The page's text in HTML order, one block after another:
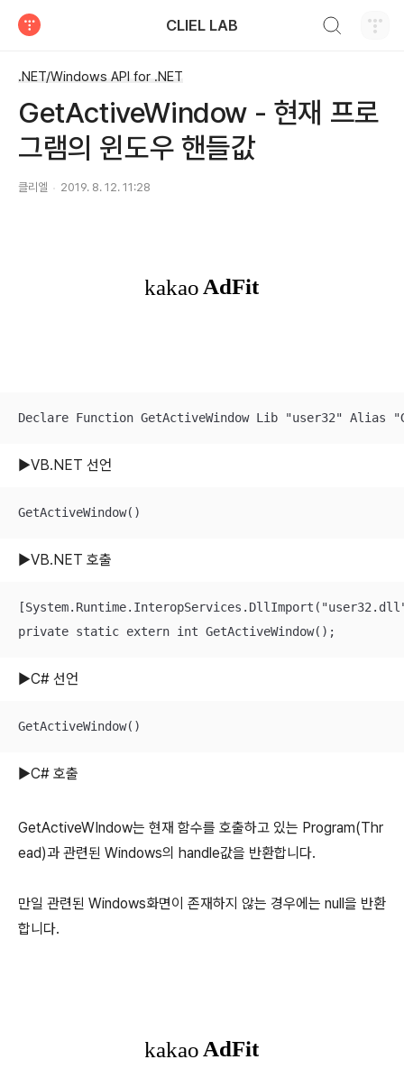
CLIEL LAB
.NET/Windows API for .NET
GetActiveWindow - 현재 프로
그램의 윈도우 핸들값
클리엘 2019. 8. 12. 11:28
Declare Function GetActiveWindow Lib "user32" Alias
▶VB.NET 선언
GetActiveWindow()
▶VB.NET 호출
private static extern int GetActiveWindow();
▶C# 선언
GetActiveWindow()
▶C# 호출
GetActiveWIndow는 현재 함수를 호출하고 있는 Program(Thr
ead)과 관련된 Windows의 handle값을 반환합니다.
만일 관련된 Windows화면이 존재하지 않는 경우에는 null을 반환
합니다.